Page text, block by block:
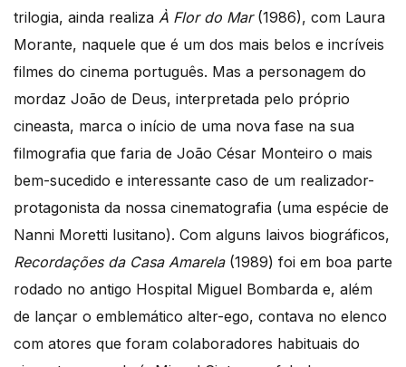
trilogia, ainda realiza À Flor do Mar(1986), com Laura
Morante, naquele que é um dos mais belos e incríveis
filmes do cinema português. Mas a personagem do
mordaz João de Deus, interpretada pelo próprio
cineasta, marca o início de uma nova fase na sua
filmografia que faria de João César Monteiro o mais
bem-sucedido e interessante caso de um realizador-
protagonista da nossa cinematografia (uma espécie de
Nanni Moretti lusitano). Com alguns laivos biográficos,
Recordações da Casa Amarela(1989) foi em boa parte
rodado no antigo Hospital Miguel Bombarda e, além
de lançar o emblemático alter-ego, contava no elenco
com atores que foram colaboradores habituais do